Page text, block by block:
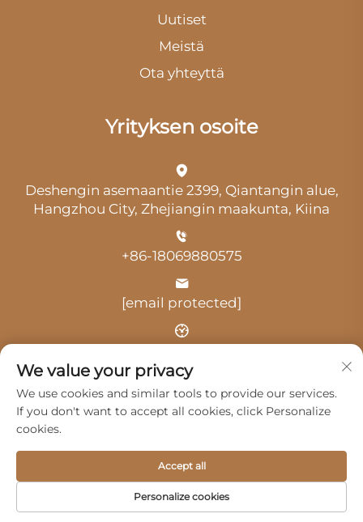
Uutiset
Meistä
Ota yhteyttä
Yrityksen osoite
Deshengin asemaantie 2399, Qiantangin alue,
Hangzhou City, Zhejiangin maakunta, Kiina
+86-18069880575
[email protected]
Tekijänoikeus © 2025 Hangzhou Guangji Automobile
Tietosuojakäytäntö
Palvelut Meistä
We value your privacy
We use cookies and similar tools to provide our services.
If you don't want to accept all cookies, click Personalize
cookies.
Personalize cookies
Accept all